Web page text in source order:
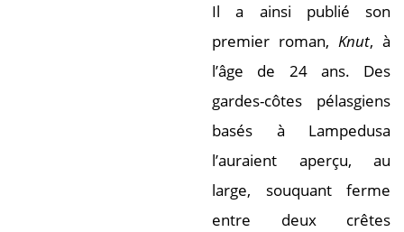
Il a ainsi publié son
premier roman, Knut, à
l’âge de 24 ans. Des
gardes-côtes pélasgiens
basés à Lampedusa
l’auraient aperçu, au
large, souquant ferme
entre deux crêtes